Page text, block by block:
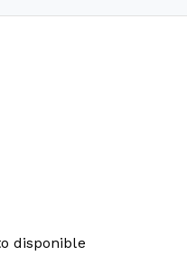
disponible